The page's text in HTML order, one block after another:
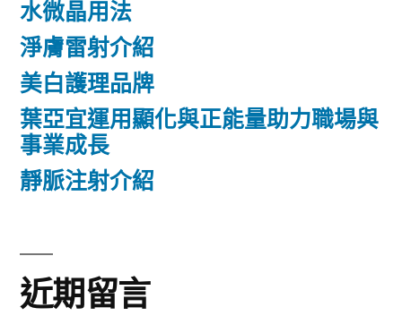
水微晶用法
淨膚雷射介紹
美白護理品牌
葉亞宜運用顯化與正能量助力職場與
事業成長
靜脈注射介紹
近期留言